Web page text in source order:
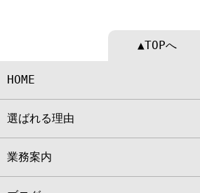
▲TOPへ
HOME
選ばれる理由
業務案内